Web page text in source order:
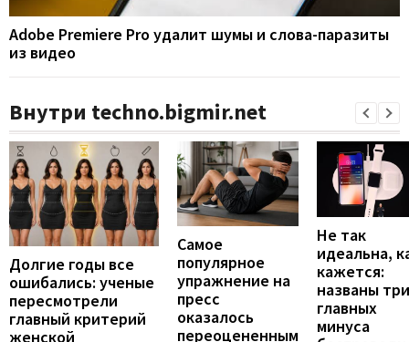
Adobe Premiere Pro удалит шумы и слова-паразиты
из видео
Внутри techno.bigmir.net
Долгие годы все
ошибались: ученые
пересмотрели
главный критерий
женской
Самое
популярное
упражнение на
пресс
оказалось
переоцененным
Не так
идеальна,
кажется:
названы три
главных
минуса